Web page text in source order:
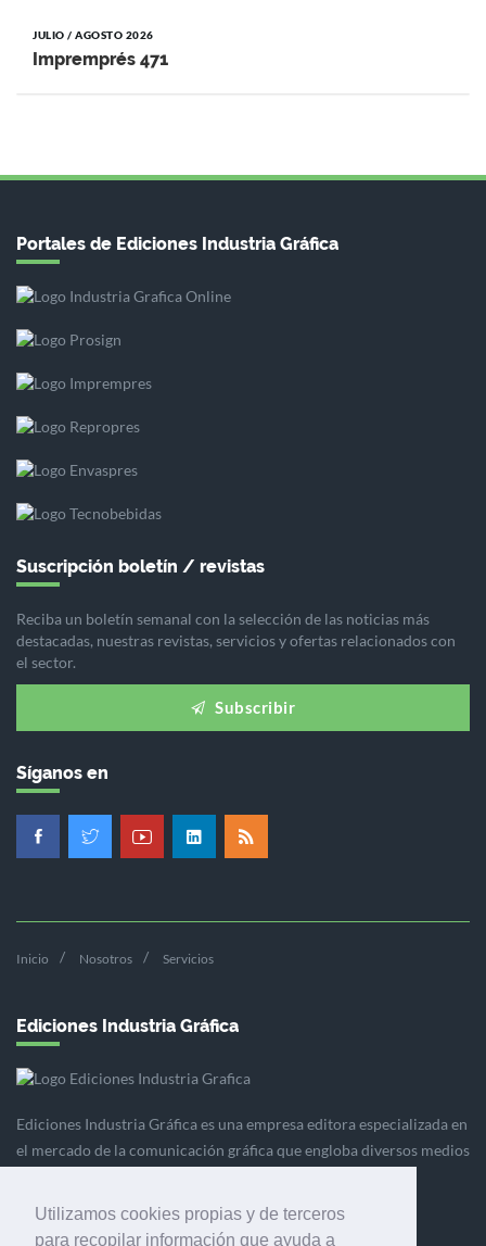
Utilizamos cookies propias y de terceros
para recopilar información que ayuda a
JULIO / AGOSTO 2026
Impremprés 471
Portales de Ediciones Industria Gráfica
Suscripción boletín / revistas
Reciba un boletín semanal con la selección de las noticias más
destacadas, nuestras revistas, servicios y ofertas relacionados con
el sector.
Subscribir
Síganos en
Inicio Nosotros Servicios
Ediciones Industria Gráfica
Ediciones Industria Gráfica es una empresa editora especializada en
el mercado de la comunicación gráfica que engloba diversos medios